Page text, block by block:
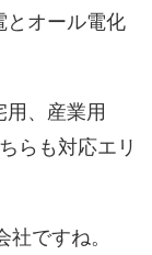
とオール電化
、産業用
らも対応エリ
ですね。